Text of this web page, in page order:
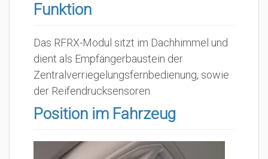
Funktion
Das RFRX-Modul sitzt im Dachhimmel und
dient als Empfängerbaustein der
Zentralverriegelungsfernbedienung, sowie
der Reifendrucksensoren.
Position im Fahrzeug